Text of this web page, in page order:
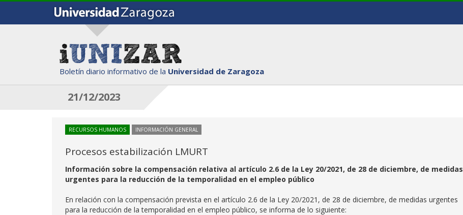
Boletín diario informativo de la Universidad de Zaragoza
21/12/2023
RECURSOS HUMANOS INFORMACIÓN GENERAL
Procesos estabilización LMURT
Información sobre la compensación relativa al artículo 2.6 de la Ley 20/2021, de 28 de diciembre, de medidas
urgentes para la reducción de la temporalidad en el empleo público
En relación con la compensación prevista en el artículo 2.6 de la Ley 20/2021, de 28 de diciembre, de medidas urgentes
para la reducción de la temporalidad en el empleo público, se informa de lo siguiente: